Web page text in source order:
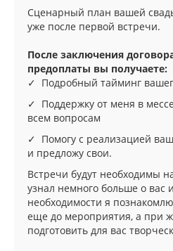
Сценарный план вашей
уже после первой встречи.
После заключения
предоплаты вы получаете:
✓ Подробный тайминг
✓ Поддержку от меня в
всем вопросам
✓ Помогу с реализацией
и предложу свои.
Встречи будут необходимы
узнал немного больше о вас
необходимости я
еще до мероприятия, а при
подготовить для вас